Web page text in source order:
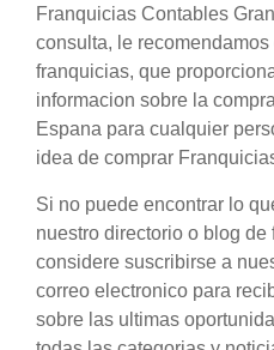
Franquicias Contables
consulta, le
franquicias, que
informacion sobre la
Espana para cualquier
idea de comprar
Si no puede encontrar lo
nuestro directorio o blog
considere suscribirse a
correo electronico para
sobre las ultimas